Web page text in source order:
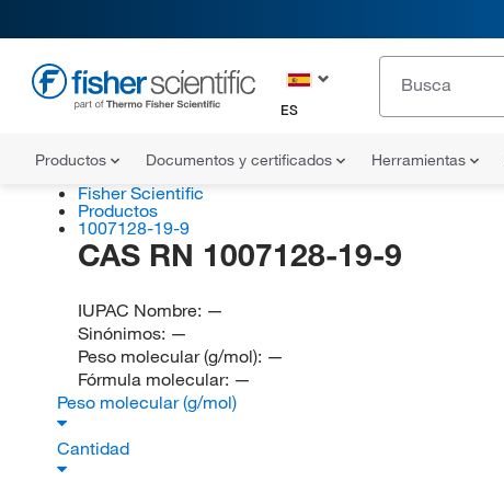
ES
Productos Documentos y certificados Herramientas
Fisher Scientific
Productos
1007128-19-9
CAS RN 1007128-19-9
IUPAC Nombre: —
Sinónimos: —
Peso molecular (g/mol): —
Fórmula molecular: —
Peso molecular (g/mol)
Cantidad